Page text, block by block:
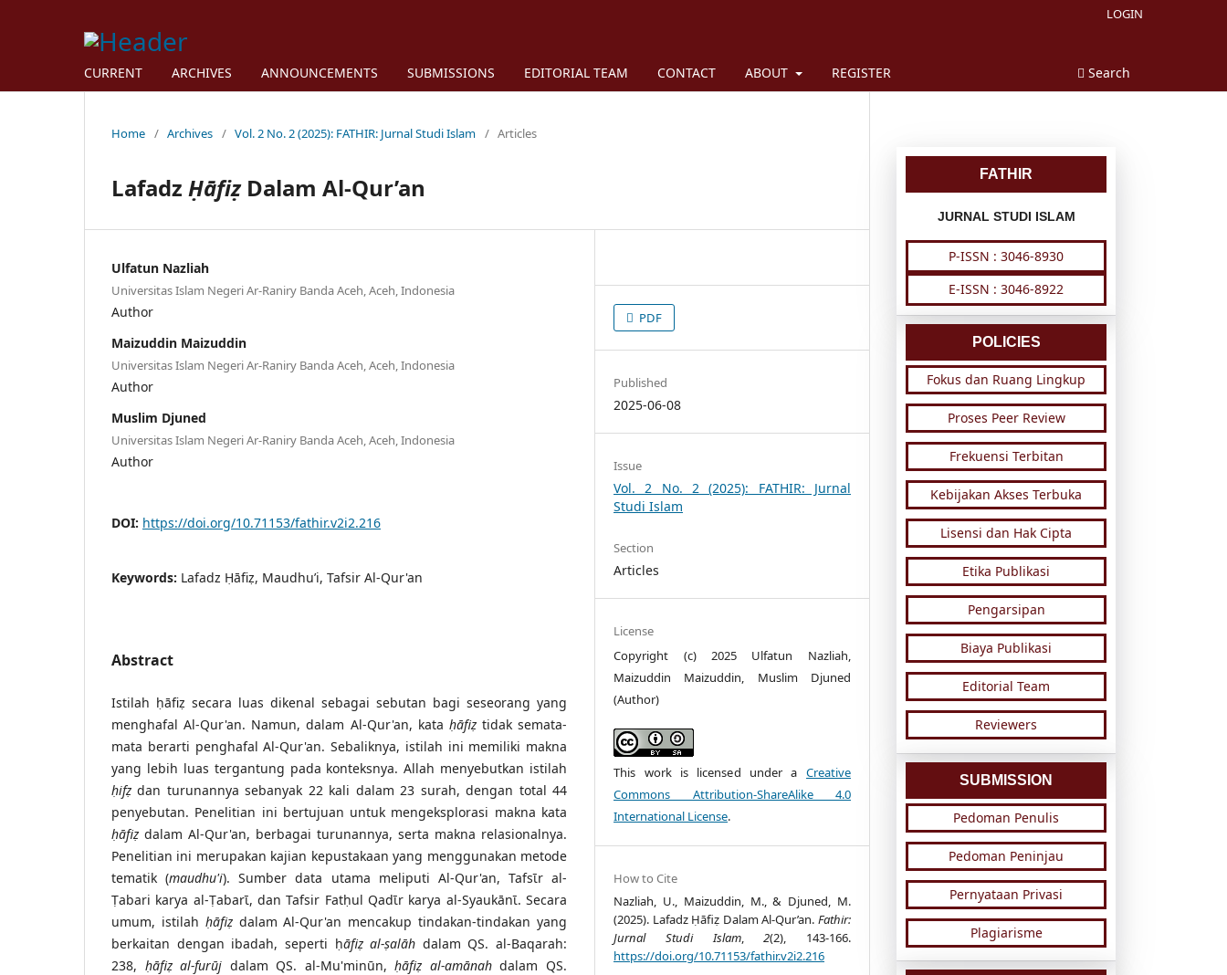
CURRENT ARCHIVES ANNOUNCEMENTS SUBMISSIONS EDITORIAL TEAM CONTACT ABOUT REGISTER Search
LOGIN
Home / Archives / Vol. 2 No. 2 (2025): FATHIR: Jurnal Studi Islam / Articles
Lafadz ḤāfiẓDalam Al-Qur’an
Ulfatun Nazliah
Universitas Islam Negeri Ar-Raniry Banda Aceh, Aceh, Indonesia
Author
Maizuddin Maizuddin
Universitas Islam Negeri Ar-Raniry Banda Aceh, Aceh, Indonesia
Author
Muslim Djuned
Universitas Islam Negeri Ar-Raniry Banda Aceh, Aceh, Indonesia
Author
DOI: https://doi.org/10.71153/fathir.v2i2.216
Keywords: Lafadz Ḥāfiẓ, Maudhu’i, Tafsir Al-Qur'an
Abstract
Istilah ḥāfiẓ secara luas dikenal sebagai sebutan bagi seseorang yang
menghafal Al-Qur'an. Namun, dalam Al-Qur'an, kata ḥāfiẓtidak semata-
mata berarti penghafal Al-Qur'an. Sebaliknya, istilah ini memiliki makna
yang lebih luas tergantung pada konteksnya. Allah menyebutkan istilah
ḥifẓ dan turunannya sebanyak 22 kali dalam 23 surah, dengan total 44
penyebutan. Penelitian ini bertujuan untuk mengeksplorasi makna kata
ḥāfiẓ dalam Al-Qur'an, berbagai turunannya, serta makna relasionalnya.
Penelitian ini merupakan kajian kepustakaan yang menggunakan metode
tematik (maudhu'i). Sumber data utama meliputi Al-Qur'an, Tafsῑr al-
Ṭabari karya al-Ṭabarῑ, dan Tafsir Fatḥul Qadῑr karya al-Syaukānῑ. Secara
umum, istilah ḥāfiẓdalam Al-Qur'an mencakup tindakan-tindakan yang
berkaitan dengan ibadah, seperti ḥāfiẓ al-ṣalāh dalam QS. al-Baqarah:
238, ḥāfiẓ al-furūj dalam QS. al-Mu'minūn,ḥāfiẓ al-amānahdalam QS.
PDF
Published
2025-06-08
Issue
Vol. 2 No. 2 (2025): FATHIR: Jurnal
Studi Islam
Section
Articles
License
Copyright (c) 2025 Ulfatun Nazliah,
Maizuddin Maizuddin, Muslim Djuned
(Author)
This work is licensed under a Creative
Commons Attribution-ShareAlike 4.0
International License.
How to Cite
Nazliah, U., Maizuddin, M., & Djuned, M.
(2025). Lafadz Ḥāfiẓ Dalam Al-Qur’an. Fathir:
Jurnal Studi Islam,2(2), 143-166.
https://doi.org/10.71153/fathir.v2i2.216
FATHIR
JURNAL STUDI ISLAM
P-ISSN : 3046-8930
E-ISSN : 3046-8922
POLICIES
Fokus dan Ruang Lingkup
Proses Peer Review
Frekuensi Terbitan
Kebijakan Akses Terbuka
Lisensi dan Hak Cipta
Etika Publikasi
Pengarsipan
Biaya Publikasi
Editorial Team
Reviewers
SUBMISSION
Pedoman Penulis
Pedoman Peninjau
Pernyataan Privasi
Plagiarisme